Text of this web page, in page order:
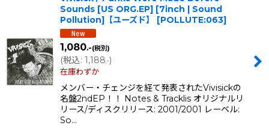
Sounds [US ORG.EP] [7inch | Sound
Pollution]【ユーズド】
[POLLUTE:063]
1,080.-(税別)
(税込: 1,188 .-)
在庫わずか
メンバー・チェンジを経て発表されたVivisickの
名盤2ndEP！！ Notes & Tracklis オリジナルリ
リース/ディスクリリース: 2001/2001 レーベル:
So…